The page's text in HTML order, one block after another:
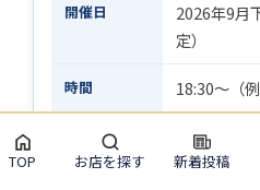
開催日
2026年9月
定）
時間 18:30〜（例
荒川河川敷
TOP お店を探す 新着投稿